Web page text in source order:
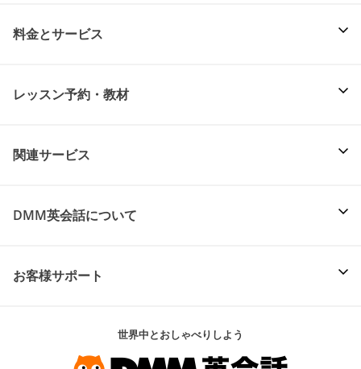
料金とサービス
レッスン予約・教材
関連サービス
DMM英会話について
お客様サポート
世界中とおしゃべりしよう